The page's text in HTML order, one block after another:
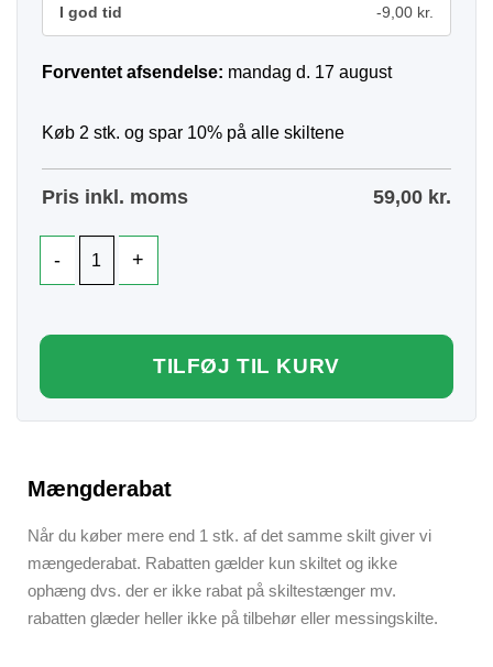
I god tid -9,00 kr.
Forventet afsendelse: mandag d. 17 august
Køb 2 stk. og spar 10% på alle skiltene
Pris inkl. moms 59,00 kr.
TILFØJ TIL KURV
Mængderabat
Når du køber mere end 1 stk. af det samme skilt giver vi
mængederabat. Rabatten gælder kun skiltet og ikke
ophæng dvs. der er ikke rabat på skiltestænger mv.
rabatten glæder heller ikke på tilbehør eller messingskilte.